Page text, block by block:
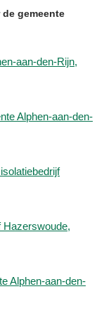
gemeente
aan-den-Rijn,
Alphen-aan-den-
Hazerswoude,
Alphen-aan-den-